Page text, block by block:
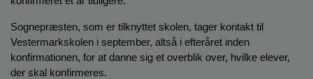
Sognepræsten, som er tilknyttet skolen, tager kontakt til
Vestermarkskolen i september, altså i efteråret inden
konfirmationen, for at danne sig et overblik over, hvilke elever,
der skal konfirmeres.